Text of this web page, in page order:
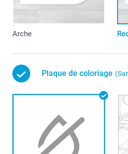
Arche
Plaque de coloriage